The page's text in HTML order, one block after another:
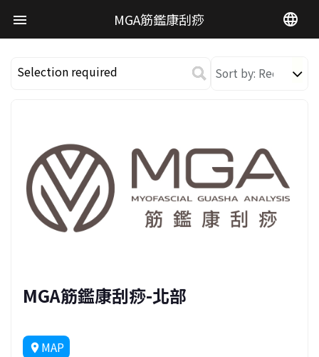
menu MGA筋鑑康刮痧 language
Selection required
MGA筋鑑康刮痧-北部
location_on MAP